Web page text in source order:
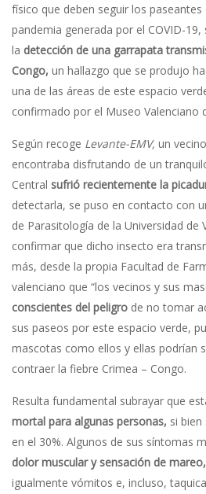
físico que deben seguir los
pandemia generada por el COVID-19,
la detección de una garrapata
Congo, un hallazgo que se produjo
una de las áreas de este espacio
confirmado por el Museo Valenciano
Según recoge Levante-EMV, un
encontraba disfrutando de un
Central sufrió recientemente la
detectarla, se puso en contacto con
de Parasitología de la Universidad de
confirmar que dicho insecto era
más, desde la propia Facultad de
valenciano que “los vecinos y sus
conscientes del peligro de no tomar
sus paseos por este espacio verde,
mascotas como ellos y ellas podrían
contraer la fiebre Crimea – Congo.
Resulta fundamental subrayar que
mortal para algunas personas, si
en el 30%. Algunos de sus síntomas
dolor muscular y sensación de mareo,
igualmente vómitos e, incluso,